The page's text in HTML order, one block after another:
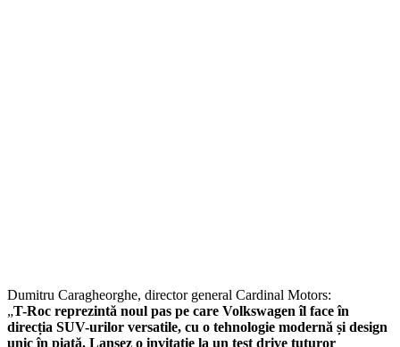
Dumitru Caragheorghe, director general Cardinal Motors:
„T-Roc reprezintă noul pas pe care Volkswagen îl face în
direcția SUV-urilor versatile, cu o tehnologie modernă și design
unic în piață. Lansez o invitație la un test drive tuturor